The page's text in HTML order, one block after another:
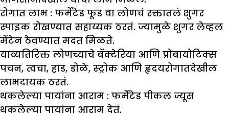
रोगात लाभ : फर्मेटेड फूड वा लोणचं रक्तातलं शुगर
स्पाइक रोखण्यात सहाय्यक ठरतं. ज्यामुळे शुगर लेव्हल
मेंटेन ठेवण्यात मदत मिळते.
याव्यतिरिक्त लोणच्याचे बॅक्टेरिया आणि प्रोबायोटिक्स
पचन, त्वचा, हाड, डोळे, स्ट्रोक आणि हृदयरोगातदेखील
लाभदायक ठरतं.
थकलेल्या पायांना आराम : फर्मेटेड पीकल ज्यूस
थकलेल्या पायांना आराम देतं.